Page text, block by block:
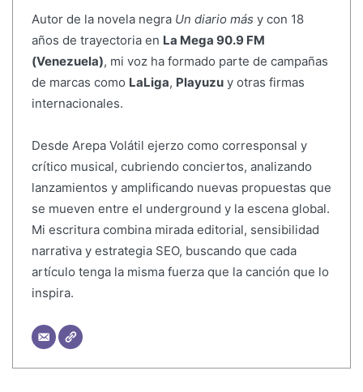
Autor de la novela negra Un diario más y con 18
años de trayectoria en La Mega 90.9 FM
(Venezuela), mi voz ha formado parte de campañas
de marcas como LaLiga, Playuzuy otras firmas
internacionales.
Desde Arepa Volátil ejerzo como corresponsal y
crítico musical, cubriendo conciertos, analizando
lanzamientos y amplificando nuevas propuestas que
se mueven entre el underground y la escena global.
Mi escritura combina mirada editorial, sensibilidad
narrativa y estrategia SEO, buscando que cada
artículo tenga la misma fuerza que la canción que lo
inspira.